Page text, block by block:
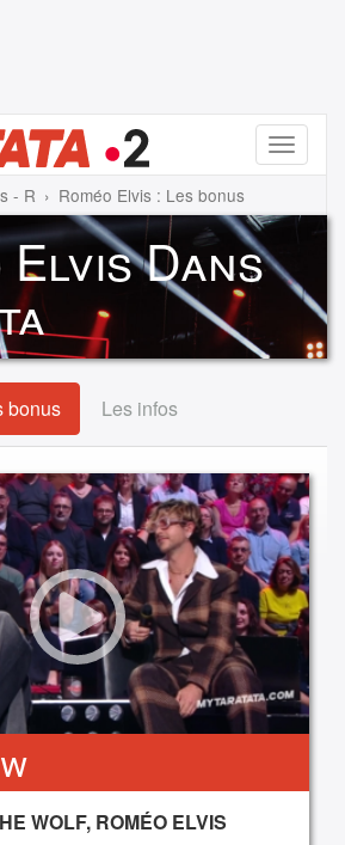
Menu
- R Roméo Elvis : Les bonus
Elvis Dans
bonus Les infos
WOLF, ROMÉO ELVIS